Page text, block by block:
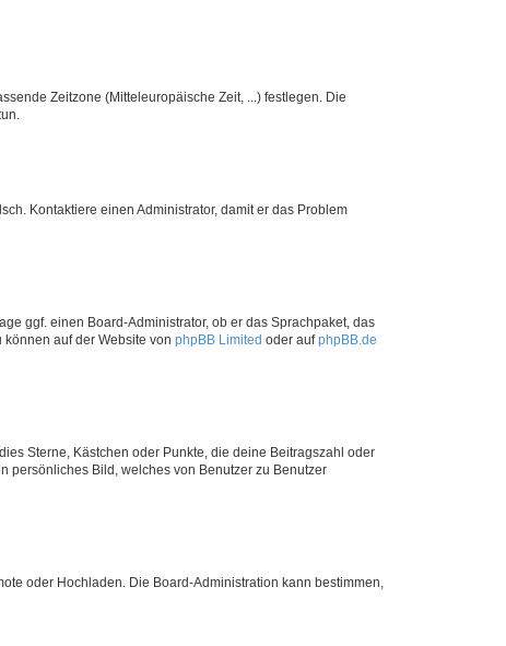
Zeitzone (Mitteleuropäische Zeit, ...) festlegen. Die
Kontaktiere einen Administrator, damit er das Problem
ggf. einen Board-Administrator, ob er das Sprachpaket, das
auf der Website von phpBB Limited oder aufphpBB.de
Sterne, Kästchen oder Punkte, die deine Beitragszahl oder
persönliches Bild, welches von Benutzer zu Benutzer
oder Hochladen. Die Board-Administration kann bestimmen,